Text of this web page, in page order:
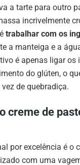
a tarte para outro
incrivelmente
trabalhar com os
a manteiga e a
é apenas ligar os
do glúten, o
de quebradiça.
creme de
por excelência é o
com uma